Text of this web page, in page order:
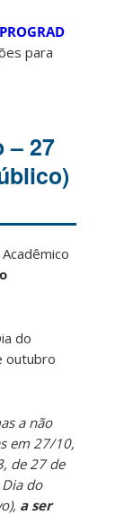
para
– 27
do
outubro
a não
em 27/10,
de 27 de
do
a ser